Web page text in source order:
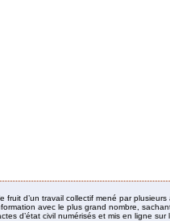
fruit d’un travail collectif mené par
avec le plus grand nombre,
d’état civil numérisés et mis en ligne